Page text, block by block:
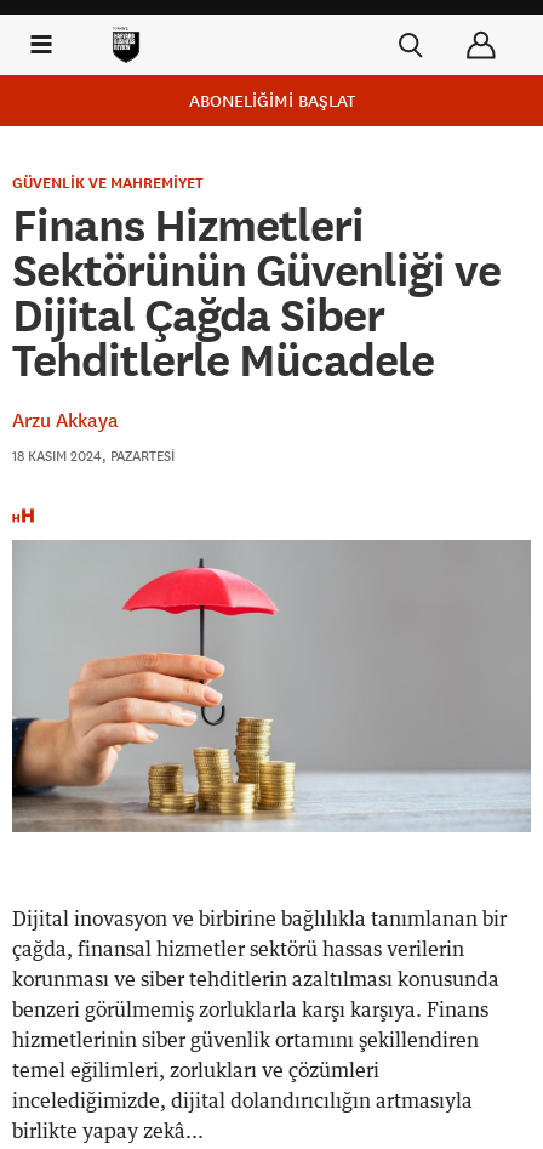
ABONELİĞİMİ BAŞLAT
GÜVENLİK VE MAHREMİYET
Finans Hizmetleri
Sektörünün Güvenliği ve
Dijital Çağda Siber
Tehditlerle Mücadele
Arzu Akkaya
18 KASIM 2024, PAZARTESI
Dijital inovasyon ve birbirine bağlılıkla tanımlanan bir
çağda, finansal hizmetler sektörü hassas verilerin
korunması ve siber tehditlerin azaltılması konusunda
benzeri görülmemiş zorluklarla karşı karşıya. Finans
hizmetlerinin siber güvenlik ortamını şekillendiren
temel eğilimleri, zorlukları ve çözümleri
incelediğimizde, dijital dolandırıcılığın artmasıyla
birlikte yapay zekâ...